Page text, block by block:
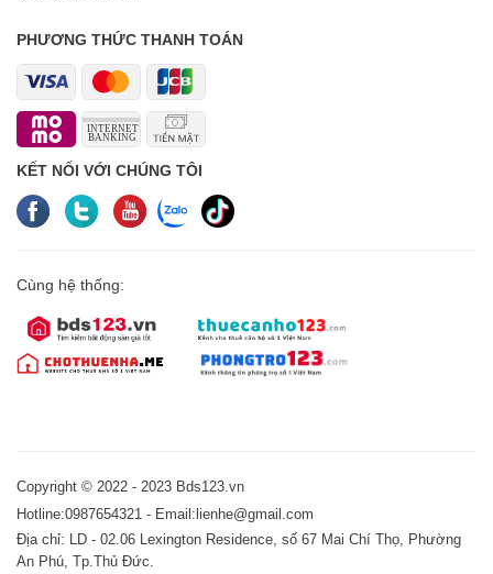
PHƯƠNG THỨC THANH TOÁN
KẾT NỐI VỚI CHÚNG TÔI
Cùng hệ thống:
Copyright © 2022 - 2023 Bds123.vn
Hotline:0987654321 - Email:lienhe@gmail.com
Địa chỉ: LD - 02.06 Lexington Residence, số 67 Mai Chí Thọ, Phường
An Phú, Tp.Thủ Đức.